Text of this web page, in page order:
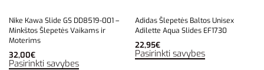
Nike Kawa Slide GS DD8519-001 –
Minkštos Šlepetės Vaikams ir
Moterims
32,00€
Pasirinkti savybes
Adidas Šlepetės Baltos Unisex
Adilette Aqua Slides EF1730
22,95€
Pasirinkti savybes